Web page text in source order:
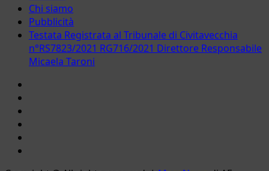
Chi siamo
Pubblicità
Testata Registrata al Tribunale di Civitavecchia
n°RS7823/2021 RG716/2021 Direttore Responsabile
Micaela Taroni